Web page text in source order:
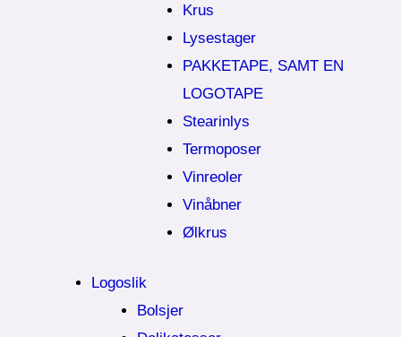
Krus
Lysestager
PAKKETAPE, SAMT EN
LOGOTAPE
Stearinlys
Termoposer
Vinreoler
Vinåbner
Ølkrus
Logoslik
Bolsjer